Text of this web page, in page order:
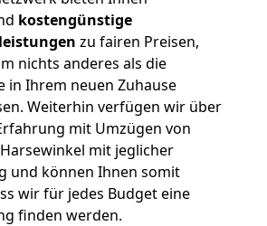
kostengünstige
zu fairen Preisen,
nichts anderes als die
in Ihrem neuen Zuhause
Weiterhin verfügen wir über
mit Umzügen von
mit jeglicher
und können Ihnen somit
wir für jedes Budget eine
finden werden.